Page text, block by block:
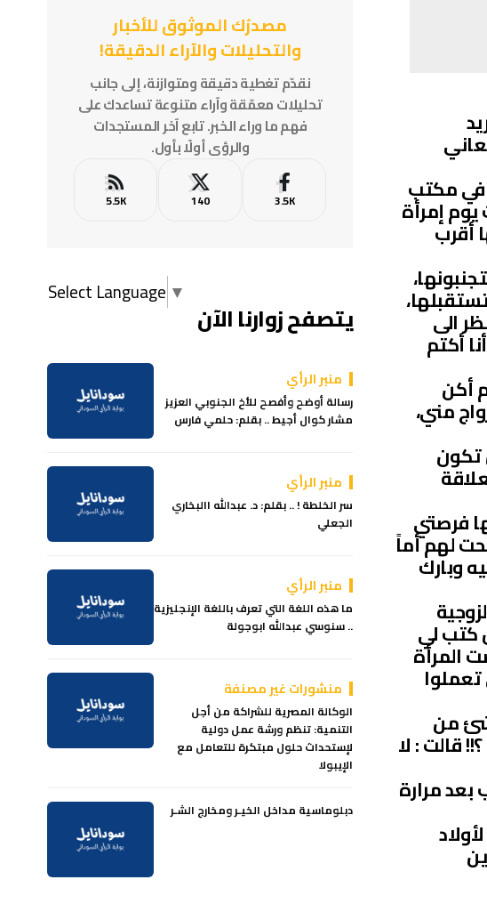
في مكتب
إمرأة
أقرب
الى
أكتم
أكن
مني،
تكون
فرصتي
لهم أماً
وبارك
كتب لي
المرأة
من
قالت : لا
بعد مرارة
مصدرُك الموثوق للأخبار
والتحليلات والآراء الدقيقة!
نقدّم تغطية دقيقة ومتوازنة، إلى جانب
تحليلات معمّقة وآراء متنوعة تساعدك على
فهم ما وراء الخبر. تابع آخر المستجدات
والرؤى أولًا بأول.
3.5K
140
5.5K
Select Language ▼
يتصفح زوارنا الآن
منبر الرأي
رسالة أوضح وأفصح للأخ الجنوبي العزيز
مشار كوال أجيط .. بقلم: حلمي فارس
منبر الرأي
سر الخلطة ! .. بقلم: د. عبدالله االبخاري
الجعلي
منبر الرأي
ما هذه اللغة التي تعرف باللغة الإنجليزية
.. سنوسي عبدالله ابوجولة
منشورات غير مصنفة
الوكالة المصرية للشراكة من أجل
التنمية: تنظم ورشة عمل دولية
لإستحداث حلول مبتكرة للتعامل مع
الإيبولا
دبلوماسية مداخل الخيـر ومخارج الشـر